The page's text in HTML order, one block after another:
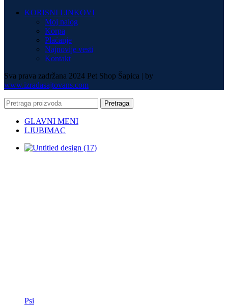
KORISNI LINKOVI
Moj nalog
Korpa
Plaćanje
Najnovije vesti
Kontakt
Sva prava zadržana 2024 Pet Shop Šapica | by
www.izradasajtovans.com
Pretraga
GLAVNI MENI
LJUBIMAC
Psi